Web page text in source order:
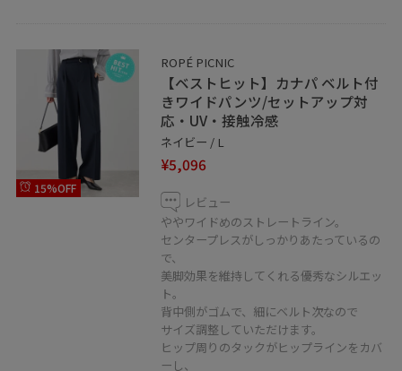
15%OFF
ROPÉ PICNIC
【ベストヒット】カナパ ベルト付
きワイドパンツ/セットアップ対
応・UV・接触冷感
ネイビー / L
¥5,096
レビュー
ややワイドめのストレートライン。
センタープレスがしっかりあたっているの
で、
美脚効果を維持してくれる優秀なシルエッ
ト。
背中側がゴムで、細にベルト次なので
サイズ調整していただけます。
ヒップ周りのタックがヒップラインをカバ
ーし、